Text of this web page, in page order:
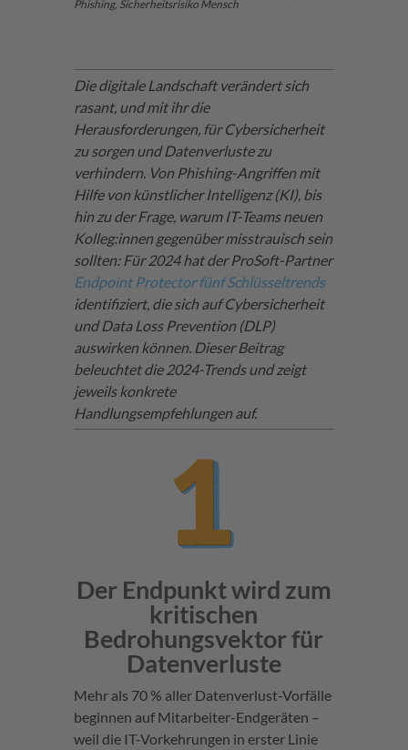
Phishing, Sicherheitsrisiko Mensch
Die digitale Landschaft verändert sich
rasant, und mit ihr die
Herausforderungen, für Cybersicherheit
zu sorgen und Datenverluste zu
verhindern. Von Phishing-Angriffen mit
Hilfe von künstlicher Intelligenz (KI), bis
hin zu der Frage, warum IT-Teams neuen
Kolleg:innen gegenüber misstrauisch sein
sollten: Für 2024 hat der ProSoft-Partner
Endpoint Protector fünf Schlüsseltrends
identifiziert, die sich auf Cybersicherheit
und Data Loss Prevention (DLP)
auswirken können. Dieser Beitrag
beleuchtet die 2024-Trends und zeigt
jeweils konkrete
Handlungsempfehlungen auf.
Der Endpunkt wird zum
kritischen
Bedrohungsvektor für
Datenverluste
Mehr als 70 % aller Datenverlust-Vorfälle
beginnen auf Mitarbeiter-Endgeräten –
weil die IT-Vorkehrungen in erster Linie